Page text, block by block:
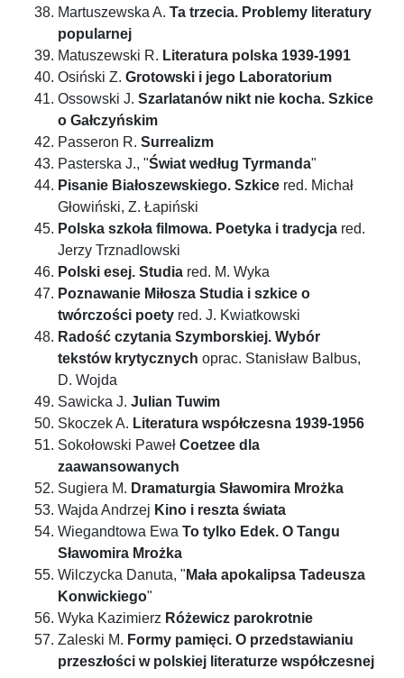
Martuszewska A. Ta trzecia. Problemy literatury
popularnej
Matuszewski R. Literatura polska 1939-1991
Osiński Z. Grotowski i jego Laboratorium
Ossowski J. Szarlatanów nikt nie kocha. Szkice
o Gałczyńskim
Passeron R. Surrealizm
Pasterska J., "Świat według Tyrmanda"
Pisanie Białoszewskiego. Szkice red. Michał
Głowiński, Z. Łapiński
Polska szkoła filmowa. Poetyka i tradycja red.
Jerzy Trznadlowski
Polski esej. Studia red. M. Wyka
Poznawanie Miłosza Studia i szkice o
twórczości poety red. J. Kwiatkowski
Radość czytania Szymborskiej. Wybór
tekstów krytycznych oprac. Stanisław Balbus,
D. Wojda
Sawicka J. Julian Tuwim
Skoczek A. Literatura współczesna 1939-1956
Sokołowski Paweł Coetzee dla
zaawansowanych
Sugiera M. Dramaturgia Sławomira Mrożka
Wajda Andrzej Kino i reszta świata
Wiegandtowa Ewa To tylko Edek. O Tangu
Sławomira Mrożka
Wilczycka Danuta, " Mała apokalipsa Tadeusza
Konwickiego"
Wyka Kazimierz Różewicz parokrotnie
Zaleski M. Formy pamięci. O przedstawianiu
przeszłości w polskiej literaturze współczesnej